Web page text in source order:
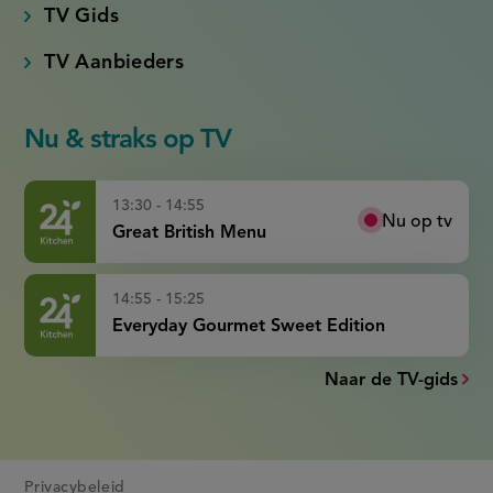
TV Gids
TV Aanbieders
Nu & straks op TV
13:30 - 14:55
Great British Menu
Nu op tv
14:55 - 15:25
Everyday Gourmet Sweet Edition
Naar de TV-gids
Privacybeleid